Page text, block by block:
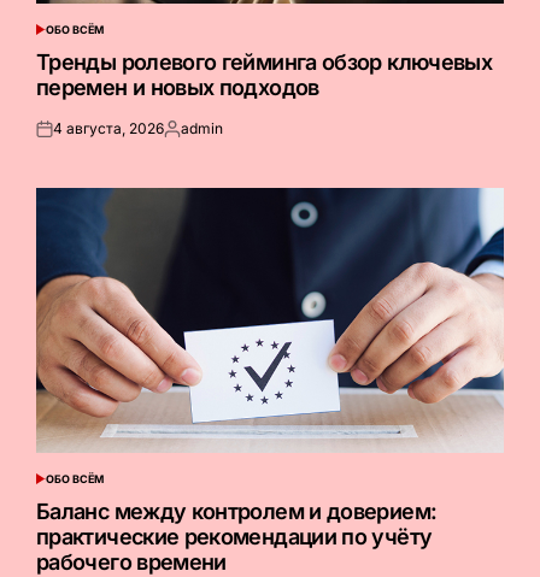
ОПУБЛИКОВАНО
В
ОБО ВСЁМ
Тренды ролевого гейминга обзор ключевых
перемен и новых подходов
Опубликовано
4 августа, 2026Запись
admin
ОПУБЛИКОВАНО
В
ОБО ВСЁМ
Баланс между контролем и доверием:
практические рекомендации по учёту
рабочего времени